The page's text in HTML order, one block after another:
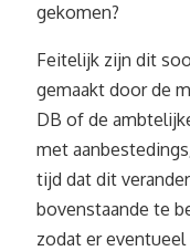
gekomen?
Feitelijk zijn dit
gemaakt door de
DB of de
met
tijd dat dit
bovenstaande te
zodat er